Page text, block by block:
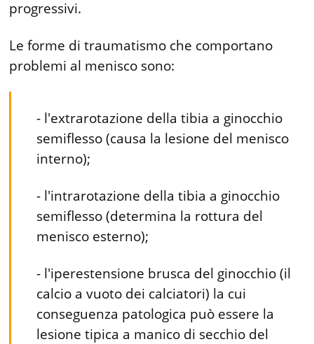
progressivi.
Le forme di traumatismo che comportano
problemi al menisco sono:
- l'extrarotazione della tibia a ginocchio
semiflesso (causa la lesione del menisco
inter­no);
- l'intrarotazione della ti­bia a ginocchio
semiflesso (determina la rottura del
menisco esterno);
- l'iperestensione brusca del ginocchio (il
calcio a vuoto dei calciatori) la cui
conseguenza patologica può essere la
lesione tipica a manico di secchio del